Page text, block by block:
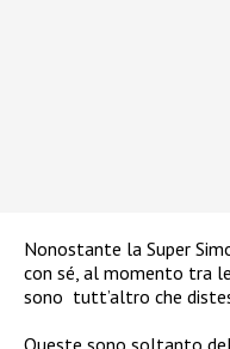
Nonostante la Super
con sé, al momento tra
sono tutt’altro che
Queste sono soltanto